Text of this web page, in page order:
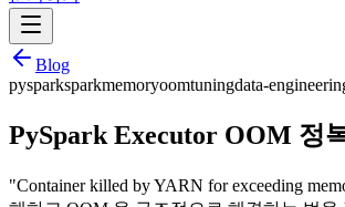
Blog
pysparksparkmemoryoomtuningdata-
PySpark Executor OOM 정
"Container killed by YARN for exceeding